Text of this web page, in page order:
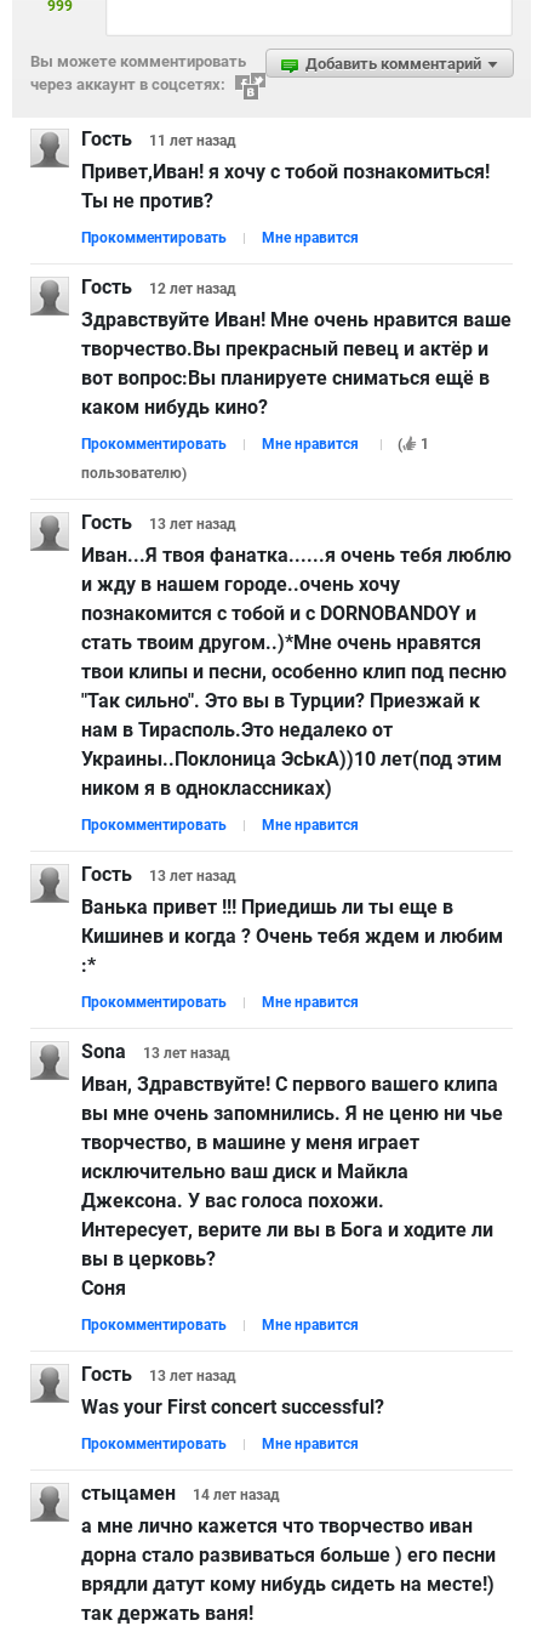
999
Добавить комментарий
Вы можете комментировать
через аккаунт в соцсетях:
Гость 11 лет назад
Привет,Иван! я хочу с тобой познaкомиться!
Ты нe против?
Прокомментировать Мне нравится
Гость 12 лет назад
Здравствуйте Иван! Мне очень нравится ваше
творчество.Вы прекрасный певец и актёр и
вот вопрос:Вы планируете сниматься ещё в
каком нибудь кино?
Прокомментировать Мне нравится (
1
пользователю)
Гость 13 лет назад
Иван...Я твоя фанатка......я очень тебя люблю
и жду в нашем городе..очень хочу
познакомится с тобой и с DORNOBANDOY и
стать твоим другом..)*Мне очень нравятся
твои клипы и песни, особенно клип под песню
"Так сильно". Это вы в Турции? Приезжай к
нам в Тирасполь.Это недалеко от
Украины..Поклоница ЭсЬкА))10 лет(под этим
ником я в одноклассниках)
Прокомментировать Мне нравится
Гость 13 лет назад
Ванька привет !!! Приедишь ли ты еще в
Кишинев и когда ? Очень тебя ждем и любим
:*
Прокомментировать Мне нравится
Sona 13 лет назад
Иван, Здравствуйте! С первого вашего клипа
вы мне очень запомнились. Я не ценю ни чье
творчество, в машине у меня играет
исключительно ваш диск и Майкла
Джексона. У вас голоса похожи.
Интересует, верите ли вы в Бога и ходите ли
вы в церковь?
Соня
Прокомментировать Мне нравится
Гость 13 лет назад
Was your First concert successful?
Прокомментировать Мне нравится
стыцамен 14 лет назад
а мне лично кажется что творчество иван
дорна стало развиваться больше ) его песни
врядли датут кому нибудь сидеть на месте!)
так держать ваня!